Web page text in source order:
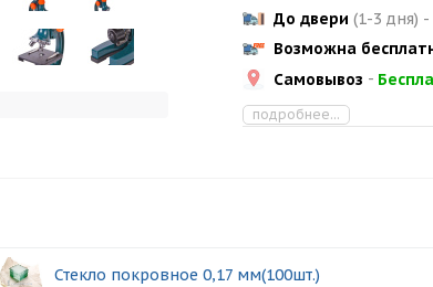
До двери (1-3 дня) -
Возможна
Самовывоз -
подробнее...
Стекло покровное 0,17 мм(100шт.)